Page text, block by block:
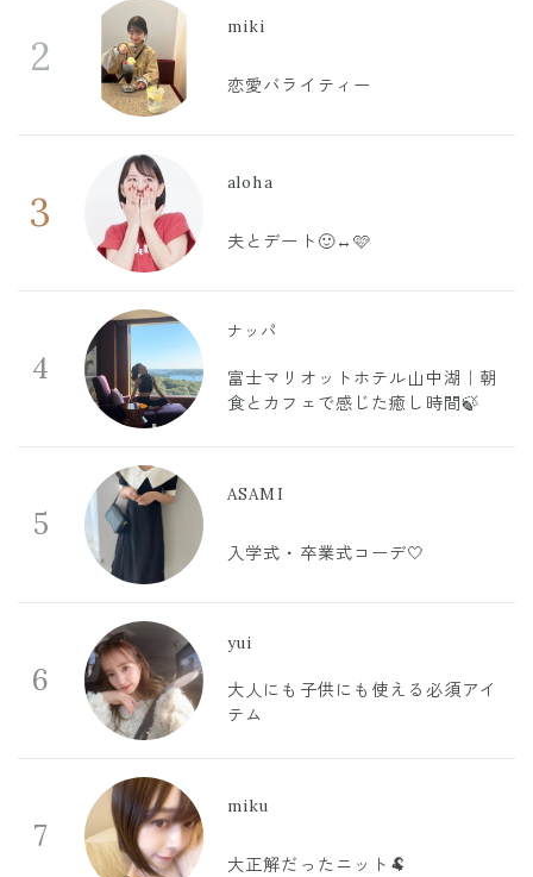
2
miki
恋愛バライティー
3
aloha
夫とデート🙂‍↔️🩷
4
ナッパ
富士マリオットホテル山中湖｜朝
食とカフェで感じた癒し時間🍃
5
ASAMI
入学式・卒業式コーデ🤍
6
yui
大人にも子供にも使える必須アイ
テム
7
miku
大正解だったニット🐏